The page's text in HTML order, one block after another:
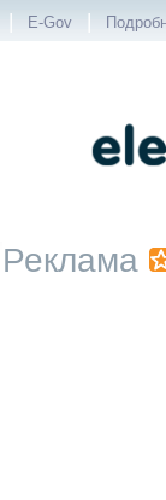
| E-Gov |
Реклама